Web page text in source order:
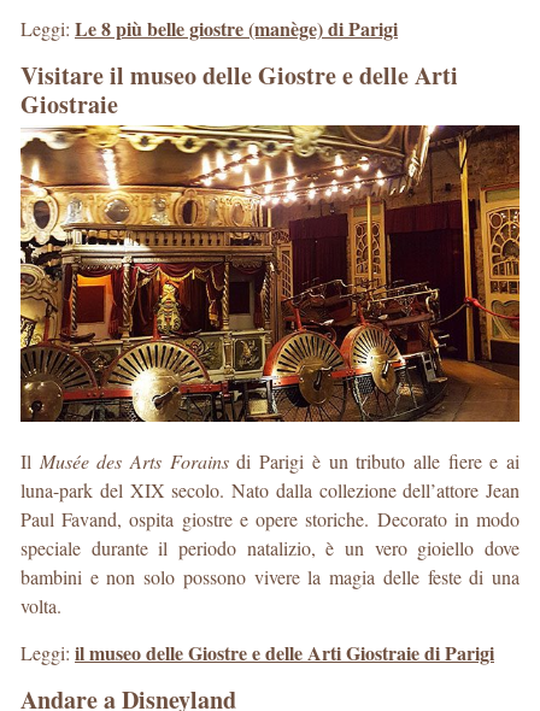
Leggi: Le 8 più belle giostre (manège) di Parigi
Visitare il museo delle Giostre e delle Arti
Giostraie
Il Musée des Arts Forainsdi Parigi è un tributo alle fiere e ai
luna-park del XIX secolo. Nato dalla collezione dell’attore Jean
Paul Favand, ospita giostre e opere storiche. Decorato in modo
speciale durante il periodo natalizio, è un vero gioiello dove
bambini e non solo possono vivere la magia delle feste di una
volta.
Leggi: il museo delle Giostre e delle Arti Giostraie di Parigi
Andare a Disneyland